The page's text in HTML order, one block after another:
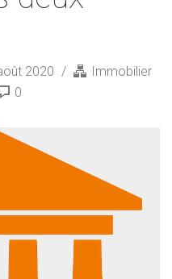
2020
Immobilier
0